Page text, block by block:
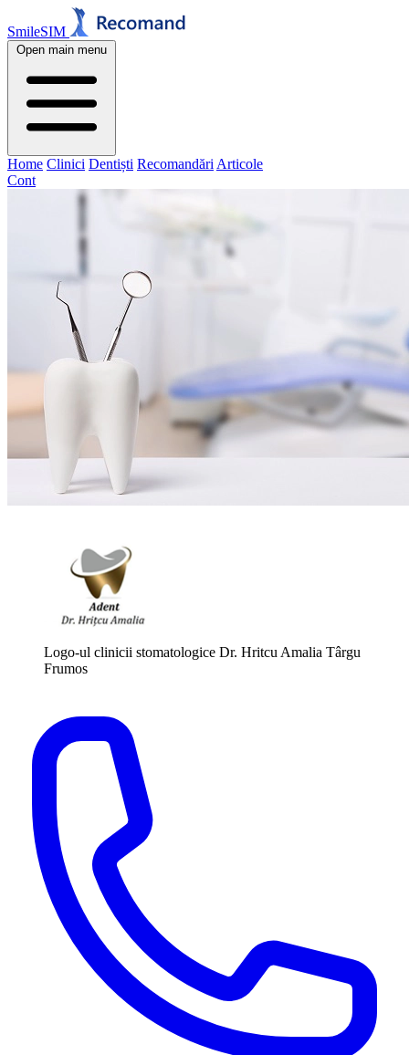
SmileSIM
Open main menu
Home Clinici Dentiști Recomandări Articole
Cont
Logo-ul clinicii stomatologice Dr. Hritcu Amalia Târgu
Frumos